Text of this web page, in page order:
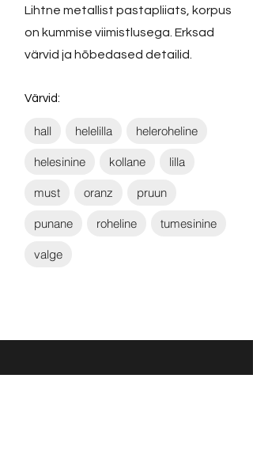
Lihtne metallist pastapliiats, korpus
on kummise viimistlusega. Erksad
värvid ja hõbedased detailid.
Värvid:
hall helelilla heleroheline
helesinine kollane lilla
must oranz pruun
punane roheline tumesinine
valge